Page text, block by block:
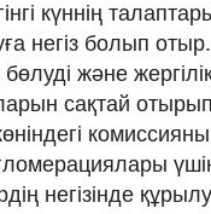
күннің
негіз болып отыр.
және
сақтай
негізінде